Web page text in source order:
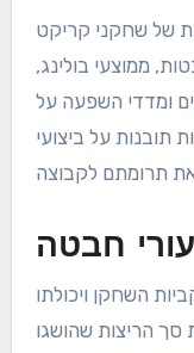
של שחקני קריקט
ממוצעי בולינג,
ומדדי השפעה על
על ביצועי
חבטה
השחקן ויכולתו
סך הריצות שהושגו